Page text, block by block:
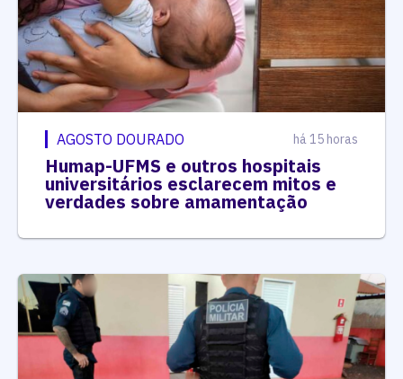
AGOSTO DOURADO há 15 horas
Humap-UFMS e outros hospitais
universitários esclarecem mitos e
verdades sobre amamentação